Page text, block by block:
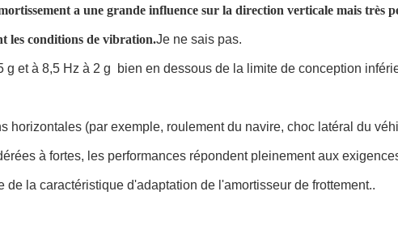
a une grande influence sur la direction verticale mais très
les conditions de vibration.Je ne sais pas.
et à 8,5 Hz à 2 g  bien en dessous de la limite de conception
horizontales (par exemple, roulement du navire, choc latéral du
à fortes, les performances répondent pleinement aux
la caractéristique d'adaptation de l'amortisseur de frottement..